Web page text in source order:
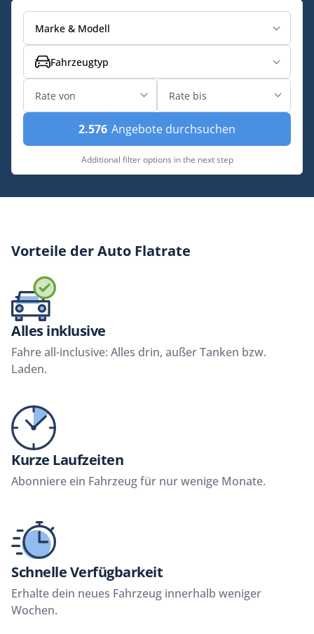
Marke & Modell
Fahrzeugtyp
2.576 Angebote durchsuchen
Additional filter options in the next step
Vorteile der Auto Flatrate
Alles inklusive
Fahre all-inclusive: Alles drin, außer Tanken bzw.
Laden.
Kurze Laufzeiten
Abonniere ein Fahrzeug für nur wenige Monate.
Schnelle Verfügbarkeit
Erhalte dein neues Fahrzeug innerhalb weniger
Wochen.